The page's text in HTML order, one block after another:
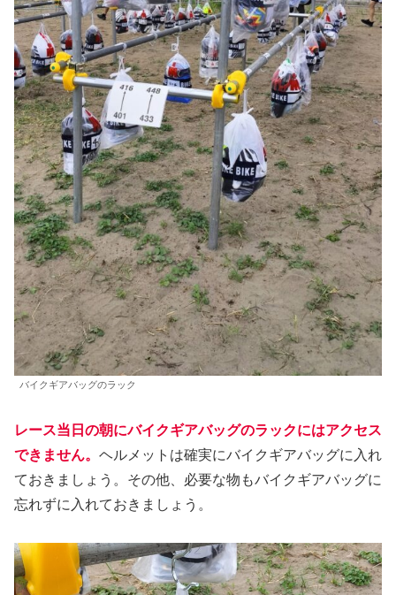
バイクギアバッグのラック
レース当日の朝にバイクギアバッグのラックにはアクセス
できません。 ヘルメットは確実にバイクギアバッグに入れ
ておきましょう。その他、必要な物もバイクギアバッグに
忘れずに入れておきましょう。